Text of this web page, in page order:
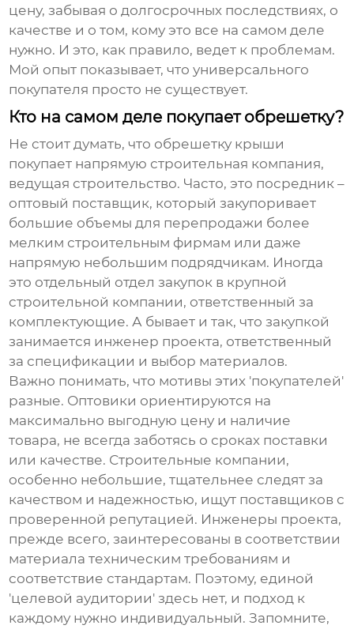
цену, забывая о долгосрочных последствиях, о
качестве и о том, кому это все на самом деле
нужно. И это, как правило, ведет к проблемам.
Мой опыт показывает, что универсального
покупателя просто не существует.
Кто на самом деле покупает обрешетку?
Не стоит думать, что обрешетку крыши
покупает напрямую строительная компания,
ведущая строительство. Часто, это посредник –
оптовый поставщик, который закупоривает
большие объемы для перепродажи более
мелким строительным фирмам или даже
напрямую небольшим подрядчикам. Иногда
это отдельный отдел закупок в крупной
строительной компании, ответственный за
комплектующие. А бывает и так, что закупкой
занимается инженер проекта, ответственный
за спецификации и выбор материалов.
Важно понимать, что мотивы этих 'покупателей'
разные. Оптовики ориентируются на
максимально выгодную цену и наличие
товара, не всегда заботясь о сроках поставки
или качестве. Строительные компании,
особенно небольшие, тщательнее следят за
качеством и надежностью, ищут поставщиков с
проверенной репутацией. Инженеры проекта,
прежде всего, заинтересованы в соответствии
материала техническим требованиям и
соответствие стандартам. Поэтому, единой
'целевой аудитории' здесь нет, и подход к
каждому нужно индивидуальный. Запомните,